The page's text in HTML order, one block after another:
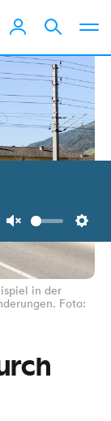
Unmute
in der
Foto: